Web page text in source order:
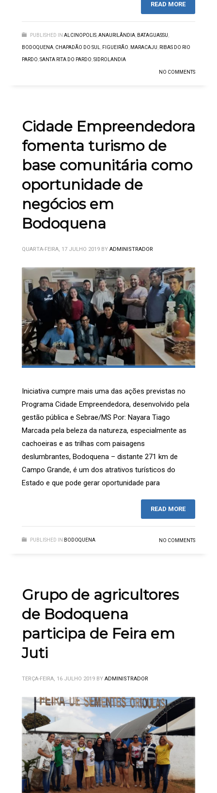
READ MORE
PUBLISHED IN ALCINOPOLIS ANAURILÂNDIA BATAGUASSU
BODOQUENA CHAPADÃO DO SUL FIGUEIRÃO MARACAJU RIBAS DO RIO
PARDO SANTA RITA DO PARDO SIDROLANDIA
NO COMMENTS
Cidade Empreendedora
fomenta turismo de
base comunitária como
oportunidade de
negócios em
Bodoquena
QUARTA-FEIRA, 17 JULHO 2019 BY ADMINISTRADOR
Iniciativa cumpre mais uma das ações previstas no
Programa Cidade Empreendedora, desenvolvido pela
gestão pública e Sebrae/MS Por: Nayara Tiago
Marcada pela beleza da natureza, especialmente as
cachoeiras e as trilhas com paisagens
deslumbrantes, Bodoquena – distante 271 km de
Campo Grande, é um dos atrativos turísticos do
Estado e que pode gerar oportunidade para
READ MORE
PUBLISHED IN BODOQUENA NO COMMENTS
Grupo de agricultores
de Bodoquena
participa de Feira em
Juti
TERÇA-FEIRA, 16 JULHO 2019 BY ADMINISTRADOR